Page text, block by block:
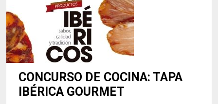
CONCURSO DE COCINA: TAPA
IBÉRICA GOURMET